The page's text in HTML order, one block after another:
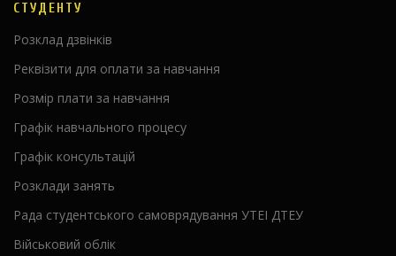
СТУДЕНТУ
Розклад дзвінків
Реквізити для оплати за навчання
Розмір плати за навчання
Графік навчального процесу
Графік консультацій
Розклади занять
Рада студентського самоврядування УТЕІ ДТЕУ
Військовий облік